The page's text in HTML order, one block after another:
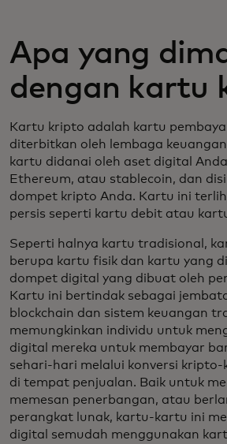
Apa yang
dengan kartu
Kartu kripto adalah kartu
diterbitkan oleh lembaga
kartu didanai oleh aset digital
Ethereum, atau stablecoin, dan
dompet kripto Anda. Kartu ini
persis seperti kartu debit atau
Seperti halnya kartu tradisional,
berupa kartu fisik dan kartu yang
dompet digital yang dibuat oleh
Kartu ini bertindak sebagai
blockchain dan sistem keuangan
memungkinkan individu untuk
digital mereka untuk membayar
sehari-hari melalui konversi
di tempat penjualan. Baik untuk
memesan penerbangan, atau
perangkat lunak, kartu-kartu ini
digital semudah menggunakan